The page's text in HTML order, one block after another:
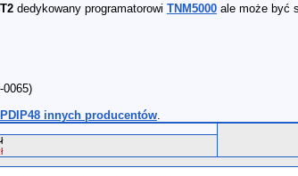
dedykowany programatorowi TNM5000 ale może być
0065)
innych producentów.